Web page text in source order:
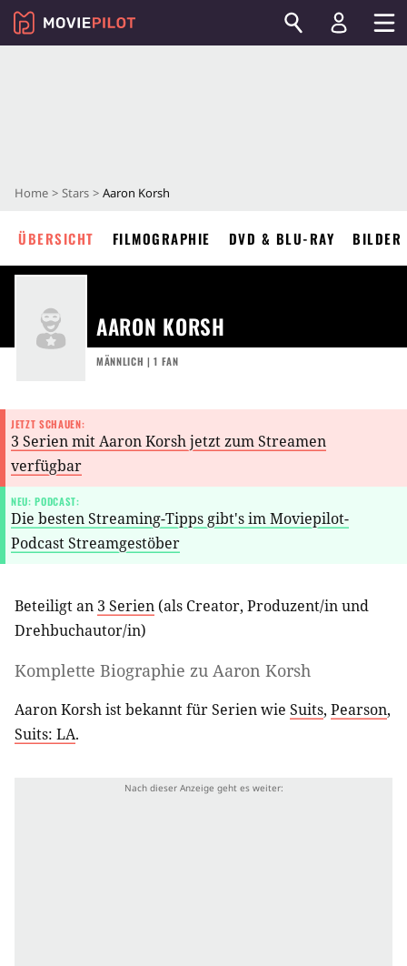
Home Stars Aaron Korsh
ÜBERSICHT FILMOGRAPHIE DVD & BLU-RAY BILDER
AARON KORSH
MÄNNLICH | 1 FAN
JETZT SCHAUEN:
3 Serien mit Aaron Korsh jetzt zum Streamen
verfügbar
NEU: PODCAST:
Die besten Streaming-Tipps gibt's im Moviepilot-
Podcast Streamgestöber
Beteiligt an 3 Serien (als Creator, Produzent/inund
Drehbuchautor/in)
Komplette Biographie zu Aaron Korsh
Aaron Korsh ist bekannt für Serien wie Suits, Pearson,
Suits: LA.